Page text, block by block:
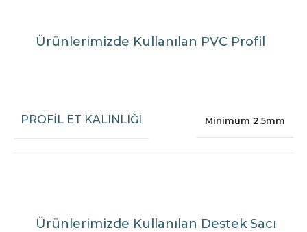
Ürünlerimizde Kullanılan PVC Profil
PROFIL ET KALINLIĞI Minimum 2.5mm
Ürünlerimizde Kullanılan Destek Sacı